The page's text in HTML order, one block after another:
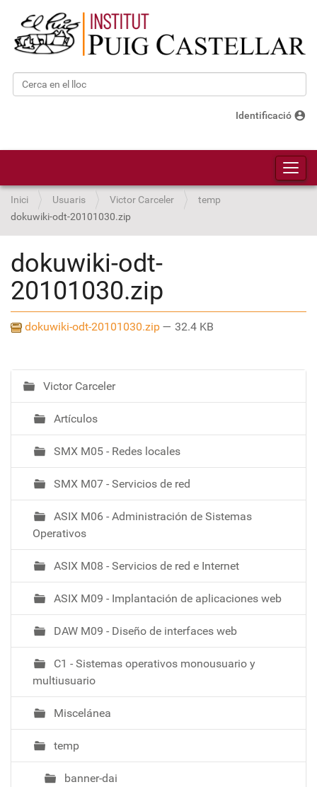
Cerca
Identificació account_circle
Inici Usuaris Victor Carceler
temp
dokuwiki-odt-20101030.zip
dokuwiki-odt-
20101030.zip
dokuwiki-odt-20101030.zip — 32.4 KB
N
a
e
a
Victor Carceler
Artículos
SMX M05 - Redes locales
SMX M07 - Servicios de red
ASIX M06 - Administración de Sistemas
Operativos
ASIX M08 - Servicios de red e Internet
ASIX M09 - Implantación de aplicaciones web
DAW M09 - Diseño de interfaces web
C1 - Sistemas operativos monousuario y
multiusuario
Miscelánea
temp
banner-dai